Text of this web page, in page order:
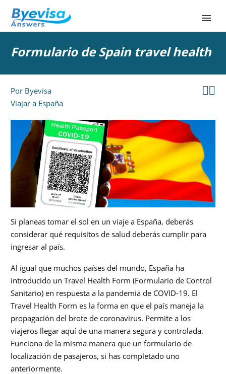
Formulario de Spain travel health

Por Byevisa
Viajar a España
Si planeas tomar el sol en un viaje a España, deberás
considerar qué requisitos de salud deberás cumplir para
ingresar al país.
Al igual que muchos países del mundo, España ha
introducido un Travel Health Form (Formulario de Control
Sanitario) en respuesta a la pandemia de COVID-19. El
Travel Health Form es la forma en que el país maneja la
propagación del brote de coronavirus. Permite a los
viajeros llegar aquí de una manera segura y controlada.
Funciona de la misma manera que un formulario de
localización de pasajeros, si has completado uno
anteriormente.